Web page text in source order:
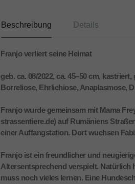
Beschreibung Details
Franjo verliert seine Heimat
geb. ca. 08/2022, ca. 45–50 cm,
Borreliose, Ehrlichiose, Anaplasmose,
Franjo wurde gemeinsam mit Mama
strassentiere.de) auf Rumäniens
einer Auffangstation. Dort wuchsen
Franjo ist ein freundlicher und
Altersentsprechend verspielt. Natürlich
muss noch vieles lernen. Eine